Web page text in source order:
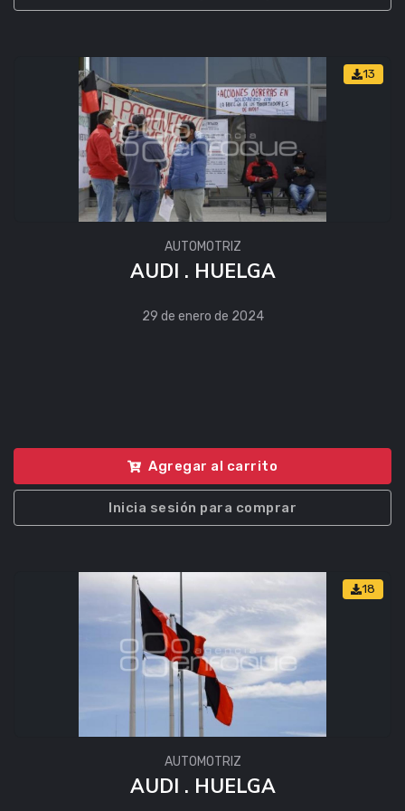
13
AUTOMOTRIZ
AUDI . HUELGA
29 de enero de 2024
Agregar al carrito
Inicia sesión para comprar
18
AUTOMOTRIZ
AUDI . HUELGA